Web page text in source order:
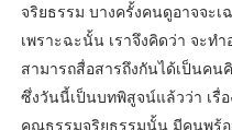
จริยธรรม บางครั้งคนดูอาจจะเ
เพราะฉะนั้น เราจึงคิดว่า จะท
สามารถสื่อสารถึงกันได้เป็นคน
ซึ่งวันนี้เป็นบทพิสูจน์แล้วว่า เรื่
คุณธรรมจริยธรรมนั้น มีคนพร้